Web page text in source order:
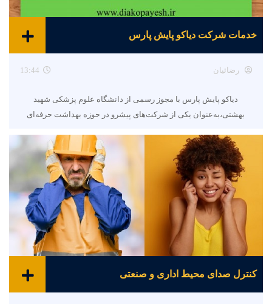
خدمات شرکت دیاکو پایش پارس
رضائیان 13:44
دیاکو پایش پارس با مجوز رسمی از دانشگاه علوم پزشکی شهید
بهشتی،به‌عنوان یکی از شرکت‌های پیشرو در حوزه بهداشت حرفه‌ای
کنترل صدای محیط اداری و صنعتی